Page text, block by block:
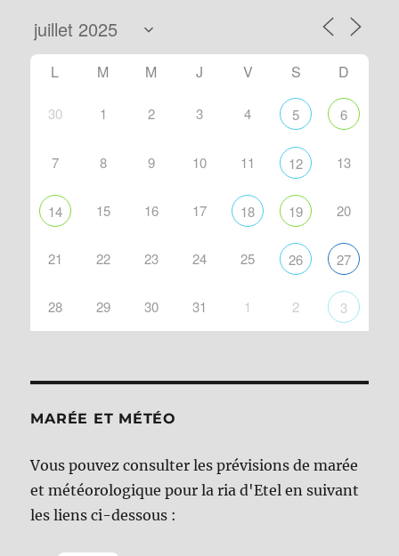
L M M J V S D
30 1 2 3 4 5 6
7 8 9 10 11 12 13
14 15 16 17 18 19 20
21 22 23 24 25 26 27
28 29 30 31 1 2 3
MARÉE ET MÉTÉO
Vous pouvez consulter les prévisions de marée
et météorologique pour la ria d'Etel en suivant
les liens ci-dessous :